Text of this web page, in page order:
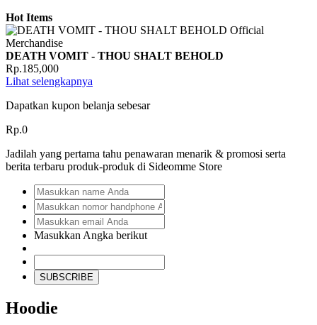
Hot Items
DEATH VOMIT - THOU SHALT BEHOLD
Rp.185,000
Lihat selengkapnya
Dapatkan kupon belanja sebesar
Rp.0
Jadilah yang pertama tahu penawaran menarik & promosi serta
berita terbaru produk-produk di Sideomme Store
Masukkan Angka berikut
SUBSCRIBE
Hoodie